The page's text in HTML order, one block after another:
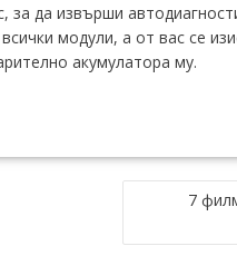
за да извърши
модули, а от вас се
акумулатора му.
7